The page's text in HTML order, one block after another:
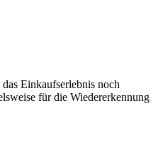
Einkaufserlebnis noch
für die Wiedererkennung